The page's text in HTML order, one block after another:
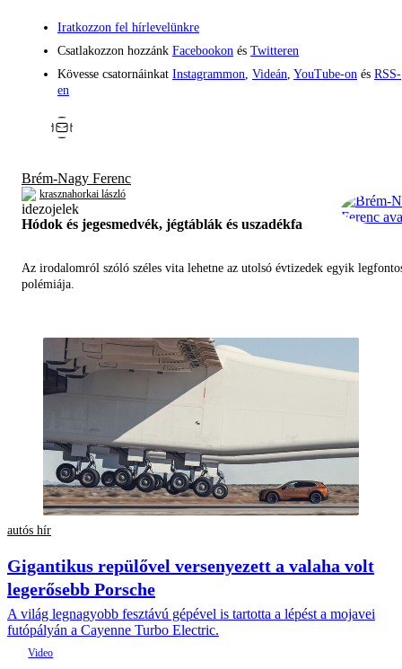
Iratkozzon fel hírlevelünkre
Csatlakozzon hozzánk Facebookon és Twitteren
Kövesse csatornáinkat Instagrammon Videán YouTube-on és RSS-
en
Brém-Nagy Ferenc
krasznahorkai lászló
Hódok és jegesmedvék, jégtáblák és uszadékfa
Az irodalomról szóló széles vita lehetne az utolsó évtizedek egyik
polémiája.
autós hír
Gigantikus repülővel versenyezett a valaha volt
legerősebb Porsche
A világ legnagyobb fesztávú gépével is tartotta a lépést a mojavei
futópályán a Cayenne Turbo Electric.